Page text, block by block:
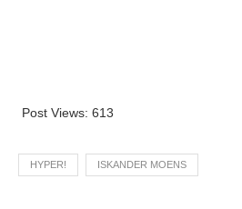
Post Views: 613
HYPER! ISKANDER MOENS